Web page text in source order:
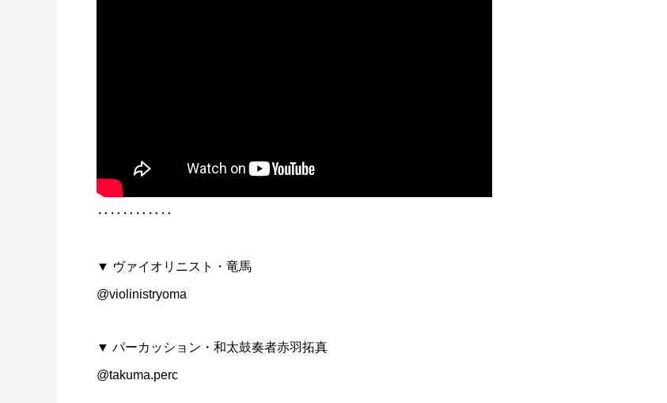
‥‥‥‥‥‥
▼ ヴァイオリニスト・竜馬
@violinistryoma
▼ パーカッション・和太鼓奏者赤羽拓真
@takuma.perc